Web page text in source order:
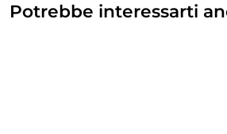
Potrebbe interessarti